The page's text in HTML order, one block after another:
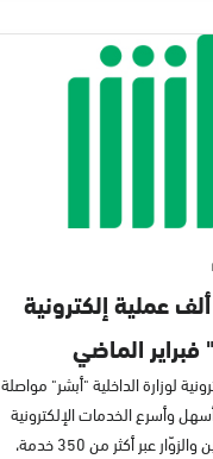
مليون و880 ألف عملية إلكترونية
الماضي
لوزارة الداخلية "أبشر" مواصلة
وأسرع الخدمات الإلكترونية
عبر أكثر من 350 خدمة،